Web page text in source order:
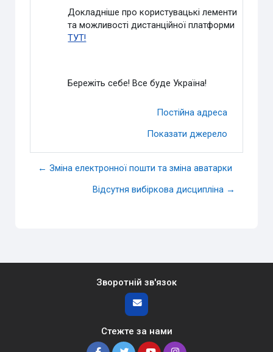
Докладніше про користувацькі лементи
та можливості дистанційної платформи
ТУТ!
Бережіть себе! Все буде Україна!
Постійна адреса
Показати джерело
← Зміна електронної пошти та зміна аватарки
Відсутня вибіркова дисципліна →
Зворотній зв'язок
Стежте за нами